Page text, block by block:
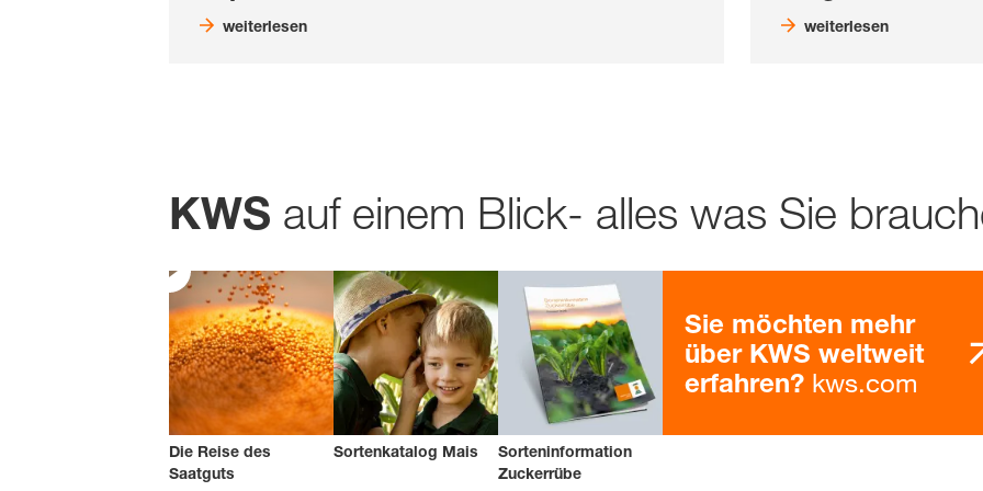
weiterlesen weiterlesen
KWS auf einem Blick- alles was Sie
Die Reise des
Saatguts
Sortenkatalog Mais
Sorteninformation
Zuckerrübe
Sie möchten mehr
über KWS weltweit
erfahren? kws.com